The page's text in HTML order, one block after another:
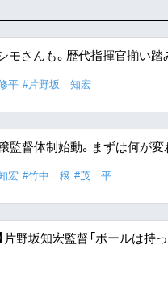
モさんも。歴代指揮官揃い踏
平 #片野坂 知宏
穣監督体制始動。まずは何が
宏 #竹中 穣 #茂 平
片野坂知宏監督「ボールは